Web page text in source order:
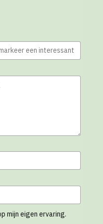
mijn eigen ervaring.